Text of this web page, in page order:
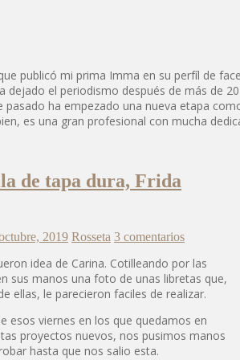
publicó mi prima Imma en su perfíl de
dejado el periodismo después de más de
pasado ha empezado una nueva etapa
es una gran profesional con mucha
de tapa dura, Frida
2019 Rosseta 3 comentarios
idea de Carina. Cotilleando por las
sus manos una foto de unas libretas que,
ellas, le parecieron faciles de realizar.
esos viernes en los que quedamos en
proyectos nuevos, nos pusimos manos
hasta que nos salio esta.